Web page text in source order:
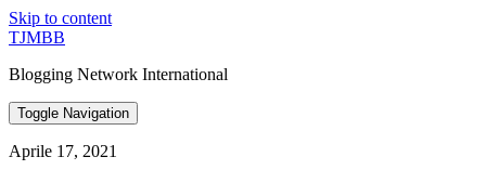
Skip to content
TJMBB
Blogging Network International
Toggle Navigation
Aprile 17, 2021